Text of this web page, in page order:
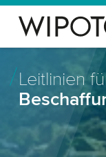
Leitlinien